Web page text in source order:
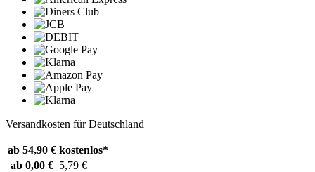
Versandkosten für Deutschland
ab 54,90 € kostenlos*
ab 0,00 € 5,79 €